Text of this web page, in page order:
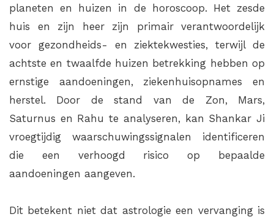
planeten en huizen in de horoscoop. Het zesde
huis en zijn heer zijn primair verantwoordelijk
voor gezondheids- en ziektekwesties, terwijl de
achtste en twaalfde huizen betrekking hebben op
ernstige aandoeningen, ziekenhuisopnames en
herstel. Door de stand van de Zon, Mars,
Saturnus en Rahu te analyseren, kan Shankar Ji
vroegtijdig waarschuwingssignalen identificeren
die een verhoogd risico op bepaalde
aandoeningen aangeven.
Dit betekent niet dat astrologie een vervanging is